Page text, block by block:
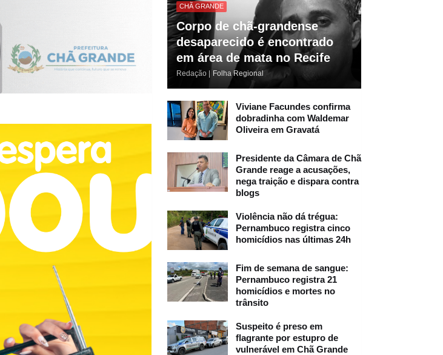
CHÃ GRANDE
Corpo de chã-grandense
desaparecido é encontrado
em área de mata no Recife
Redação | Folha Regional
Viviane Facundes confirma
dobradinha com Waldemar
Oliveira em Gravatá
Presidente da Câmara de Chã
Grande reage a acusações,
nega traição e dispara contra
blogs
Violência não dá trégua:
Pernambuco registra cinco
homicídios nas últimas 24h
Fim de semana de sangue:
Pernambuco registra 21
homicídios e mortes no
trânsito
Suspeito é preso em
flagrante por estupro de
vulnerável em Chã Grande